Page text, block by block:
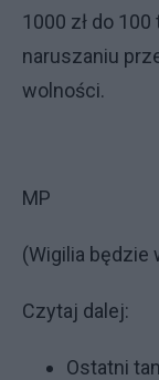
1000 zł do
naruszaniu
wolności.
MP
(Wigilia będzie
Czytaj dalej:
Ostatni